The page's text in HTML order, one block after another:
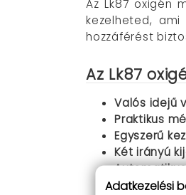
Az Lk87 oxigén
kezelheted,
hozzáférést
Az Lk87
Valós idejű
Praktikus
Egyszerű
Két irányú
Elemekkel
Adatkezelési